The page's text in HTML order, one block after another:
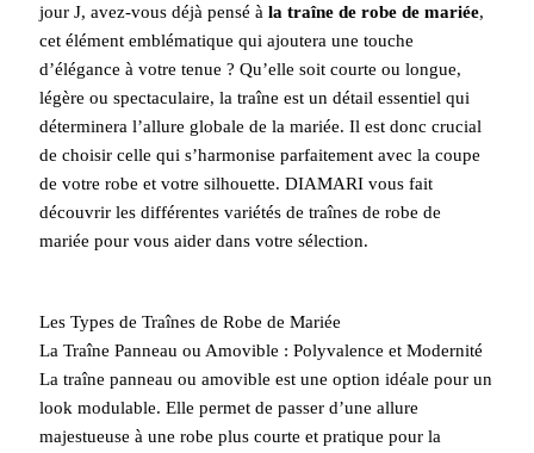
jour J, avez-vous déjà pensé àla traîne de robe de mariée,
cet élément emblématique qui ajoutera une touche
d’élégance à votre tenue ? Qu’elle soit courte ou longue,
légère ou spectaculaire, la traîne est un détail essentiel qui
déterminera l’allure globale de la mariée. Il est donc crucial
de choisir celle qui s’harmonise parfaitement avec la coupe
de votre robe et votre silhouette. DIAMARI vous fait
découvrir les différentes variétés de traînes de robe de
mariée pour vous aider dans votre sélection.
Les Types de Traînes de Robe de Mariée
La Traîne Panneau ou Amovible : Polyvalence et Modernité
La traîne panneau ou amovible est une option idéale pour un
look modulable. Elle permet de passer d’une allure
majestueuse à une robe plus courte et pratique pour la